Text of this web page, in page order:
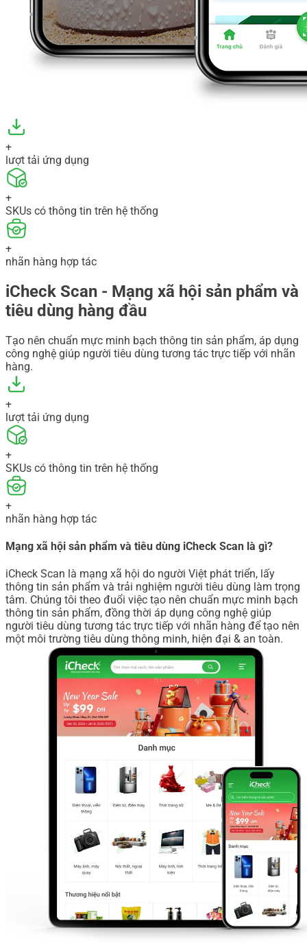
+
lượt tải ứng dụng
+
SKUs có thông tin trên hệ thống
+
nhãn hàng hợp tác
iCheck Scan - Mạng xã hội sản phẩm và
tiêu dùng hàng đầu
Tạo nên chuẩn mực minh bạch thông tin sản phẩm, áp dụng
công nghệ giúp người tiêu dùng tương tác trực tiếp với nhãn
hàng.
+
lượt tải ứng dụng
+
SKUs có thông tin trên hệ thống
+
nhãn hàng hợp tác
Mạng xã hội sản phẩm và tiêu dùng iCheck Scan là gì?
iCheck Scan là mạng xã hội do người Việt phát triển, lấy
thông tin sản phẩm và trải nghiệm người tiêu dùng làm trọng
tâm. Chúng tôi theo đuổi việc tạo nên chuẩn mực minh bạch
thông tin sản phẩm, đồng thời áp dụng công nghệ giúp
người tiêu dùng tương tác trực tiếp với nhãn hàng để tạo nên
một môi trường tiêu dùng thông minh, hiện đại & an toàn.